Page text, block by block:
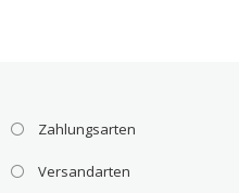
Zahlungsarten
Versandarten